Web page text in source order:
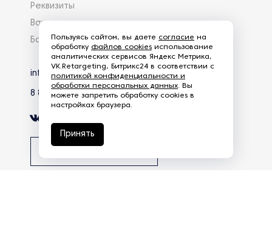
Реквизиты
Вакансии
База знаний
info@eg-mail.ru
8 800 600 59 18
Пользуясь сайтом, вы даете согласие на
обработку файлов cookies использование
аналитических сервисов Яндекс Метрика,
VK.Retargeting, Битрикс24 в соответствии с
политикой конфиденциальности и
обработки персональных данных. Вы
можете запретить обработку cookies в
настройках браузера.
Принять